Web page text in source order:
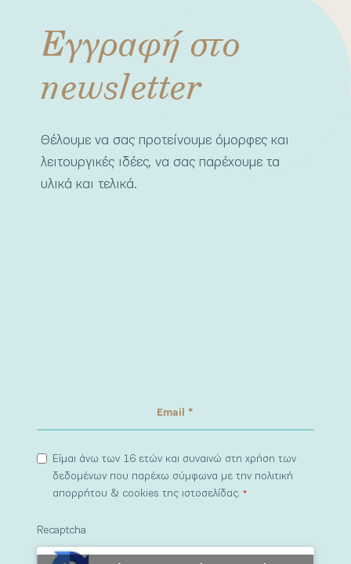
Εγγραφή στο
newsletter
Θέλουμε να σας προτείνουμε όμορφες και
λειτουργικές ιδέες, να σας παρέχουμε τα
υλικά και τελικά.
Είμαι άνω των 16 ετών και συναινώ στη χρήση των
δεδομένων που παρέχω σύμφωνα με την πολιτική
απορρήτου & cookies της ιστοσελίδας.*
Recaptcha